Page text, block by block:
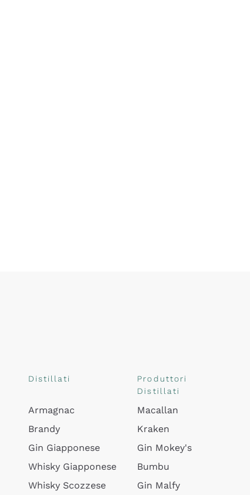
Distillati
Armagnac
Brandy
Gin Giapponese
Whisky Giapponese
Whisky Scozzese
Produttori
Distillati
Macallan
Kraken
Gin Mokey's
Bumbu
Gin Malfy